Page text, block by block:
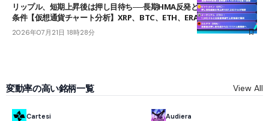
リップル、短期上昇後は押し目待ち──長期HMA反発と雲上抜けが買い
条件【仮想通貨チャート分析】XRP、BTC、ETH、ERA
2026年07月21日 18時28分
変動率の高い銘柄一覧 View All
Cartesi Audiera